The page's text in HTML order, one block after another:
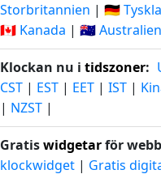
Storbritannien | 🇩🇪
🇨🇦 Kanada | 🇦🇺 Australien
Klockan nu i tidszoner:
CST | EST | EET | IST |
| NZST |
Gratiswidgetarför
klockwidget | Gratis